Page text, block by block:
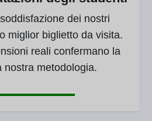
dei nostri
miglior biglietto da visita.
reali confermano la
nostra metodologia.